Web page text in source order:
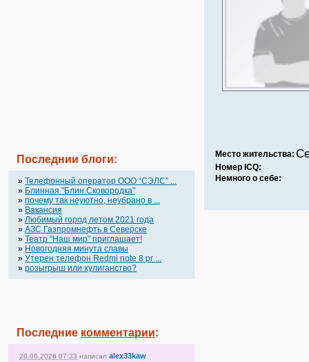
Последнии блоги:
» Телефонный оператор OOO “СЭЛС” ...
» Блинная "Блин.Сковородка"
» почему так неуютно, неубрано в ...
» Вакансия
» Любимый город летом 2021 года
» АЗС Газпромнефть в Северске
» Театр "Наш мир" приглашает!
» Новогодняя минута славы
» Утерен телефон Redmi note 8 pr ...
» розыгрыш или хулиганство?
Последние комментарии:
20.06.2026 07:33 написал alex33kaw
Место жительства:
Номер ICQ:
Немного о себе: